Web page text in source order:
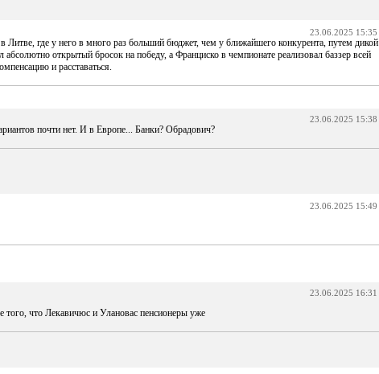
23.06.2025 15:35
Литве, где у него в много раз больший бюджет, чем у ближайшего конкурента, путем дикой
открытый бросок на победу, а Франциско в чемпионате реализовал баззер всей
и расставаться.
23.06.2025 15:38
почти нет. И в Европе... Банки? Обрадович?
23.06.2025 15:49
23.06.2025 16:31
что Лекавичюс и Улановас пенсионеры уже